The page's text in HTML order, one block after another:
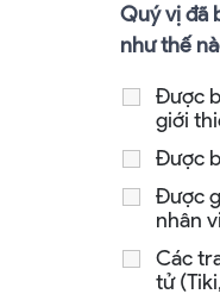
Quý vị đã
như thế
Được
giới
Được
Được
nhân
Các
tử